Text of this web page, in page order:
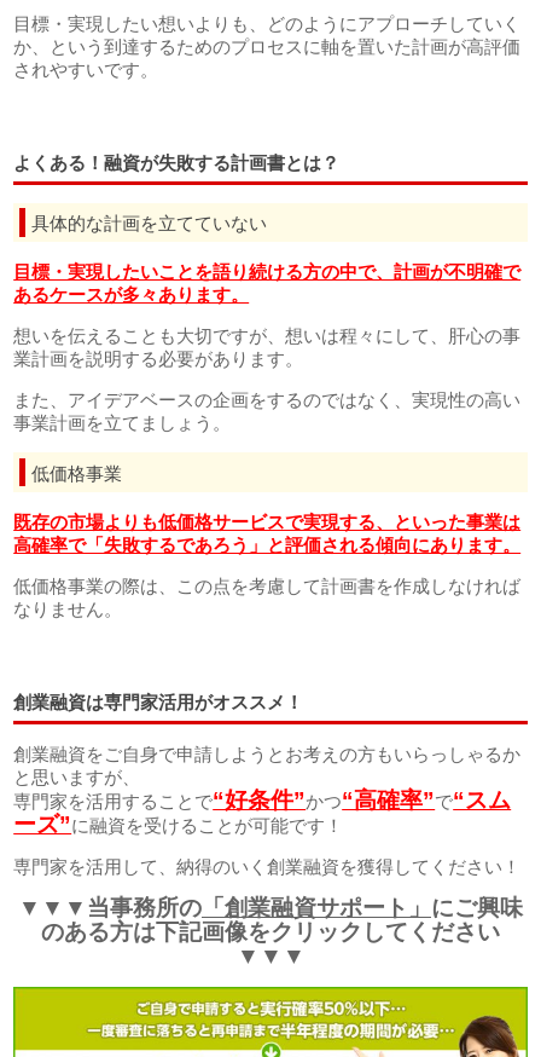
目標・実現したい想いよりも、どのようにアプローチしていく
か、という到達するためのプロセスに軸を置いた計画が高評価
されやすいです。
よくある！融資が失敗する計画書とは？
具体的な計画を立てていない
目標・実現したいことを語り続ける方の中で、計画が不明確で
あるケースが多々あります。
想いを伝えることも大切ですが、想いは程々にして、肝心の事
業計画を説明する必要があります。
また、アイデアベースの企画をするのではなく、実現性の高い
事業計画を立てましょう。
低価格事業
既存の市場よりも低価格サービスで実現する、といった事業は
高確率で「失敗するであろう」と評価される傾向にあります。
低価格事業の際は、この点を考慮して計画書を作成しなければ
なりません。
創業融資は専門家活用がオススメ！
創業融資をご自身で申請しようとお考えの方もいらっしゃるか
と思いますが、
専門家を活用することで“好条件”かつ“高確率”で“スム
ーズ”に融資を受けることが可能です！
専門家を活用して、納得のいく創業融資を獲得してください！
▼▼▼当事務所の 「創業融資サポート」 にご興味
のある方は下記画像をクリックしてください
▼▼▼